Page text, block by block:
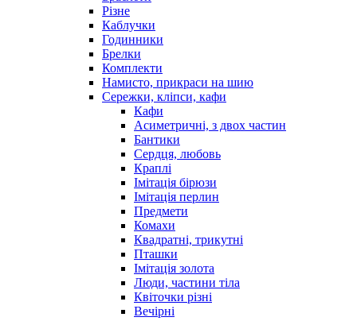
Різне
Каблучки
Годинники
Брелки
Комплекти
Намисто, прикраси на шию
Сережки, кліпси, кафи
Кафи
Асиметричні, з двох частин
Бантики
Сердця, любовь
Краплі
Імітація бірюзи
Імітація перлин
Предмети
Комахи
Квадратні, трикутні
Пташки
Імітація золота
Люди, частини тіла
Квіточки різні
Вечірні